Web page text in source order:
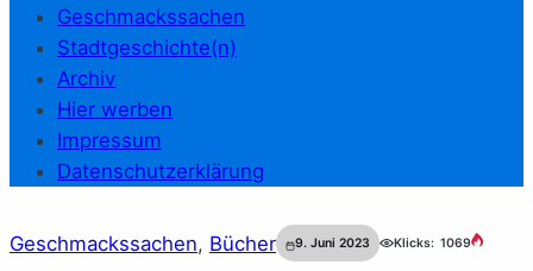
Geschmackssachen
Stadtgeschichte(n)
Archiv
Hier werben
Impressum
Datenschutzerklärung
Geschmackssachen, Bücher 9. Juni 2023 Klicks: 1069